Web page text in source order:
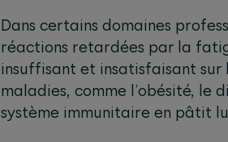
Dans certains domaines
réactions retardées par la
insuffisant et insatisfaisant sur
maladies, comme l’obésité, le
système immunitaire en pâtit